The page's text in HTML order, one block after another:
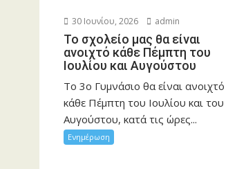
30 Ιουνίου, 2026 admin
Το σχολείο μας θα είναι
ανοιχτό κάθε Πέμπτη του
Ιουλίου και Αυγούστου
Το 3ο Γυμνάσιο θα είναι ανοιχτό
κάθε Πέμπτη του Ιουλίου και του
Αυγούστου, κατά τις ώρες...
Ενημέρωση